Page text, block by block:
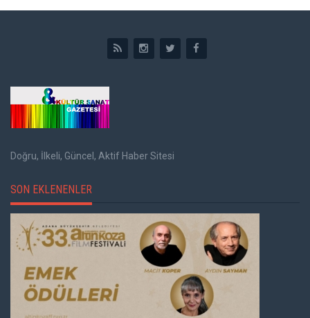
Doğru, İlkeli, Güncel, Aktif Haber Sitesi
SON EKLENENLER